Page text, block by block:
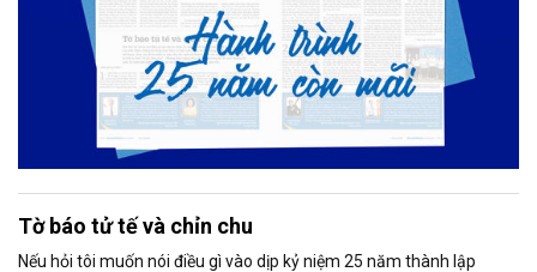
Tờ báo tử tế và chỉn chu
Nếu hỏi tôi muốn nói điều gì vào dịp kỷ niệm 25 năm thành lập